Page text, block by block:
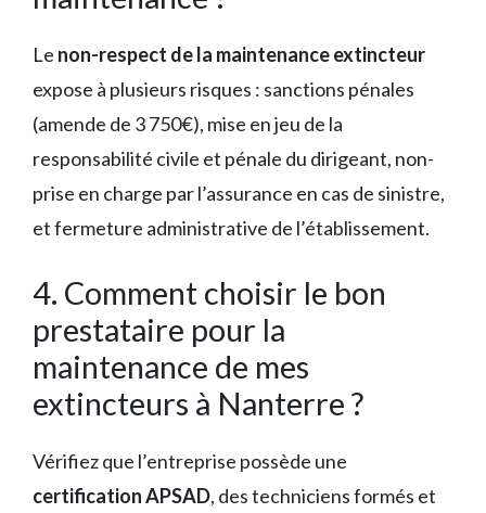
Le non-respect de la maintenance extincteur
expose à plusieurs risques : sanctions pénales
(amende de 3 750€), mise en jeu de la
responsabilité civile et pénale du dirigeant, non-
prise en charge par l’assurance en cas de sinistre,
et fermeture administrative de l’établissement.
4. Comment choisir le bon
prestataire pour la
maintenance de mes
extincteurs à Nanterre ?
Vérifiez que l’entreprise possède une
certification APSAD, des techniciens formés et